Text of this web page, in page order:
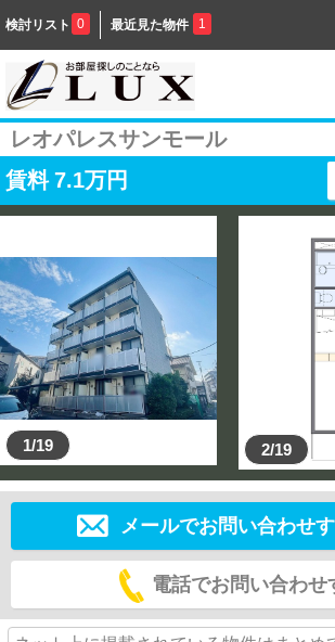
検討リスト 0 最近見た物件 1
レオパレスサンモール
賃料 7.1万円
1/19 2/19
メールでお問い合わせ
電話でお問い合わせ